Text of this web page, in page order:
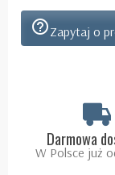
help_outlineZapytaj o
Darmowa
W Polsce już